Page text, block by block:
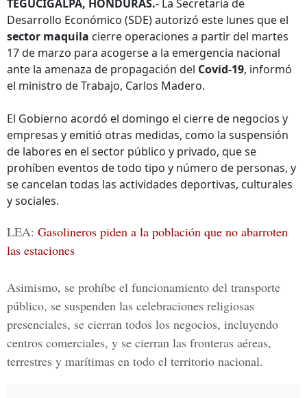
TEGUCIGALPA, HONDURAS.- La Secretaría de
Desarrollo Económico (SDE) autorizó este lunes que el
sector maquila cierre operaciones a partir del martes
17 de marzo para acogerse a la emergencia nacional
ante la amenaza de propagación del Covid-19, informó
el ministro de Trabajo, Carlos Madero.
El Gobierno acordó el domingo el cierre de negocios y
empresas y emitió otras medidas, como la suspensión
de labores en el sector público y privado, que se
prohíben eventos de todo tipo y número de personas, y
se cancelan todas las actividades deportivas, culturales
y sociales.
LEA: Gasolineros piden a la población que no abarroten
las estaciones
Asimismo, se prohíbe el funcionamiento del transporte
público, se suspenden las celebraciones religiosas
presenciales, se cierran todos los negocios, incluyendo
centros comerciales, y se cierran las fronteras aéreas,
terrestres y marítimas en todo el territorio nacional.